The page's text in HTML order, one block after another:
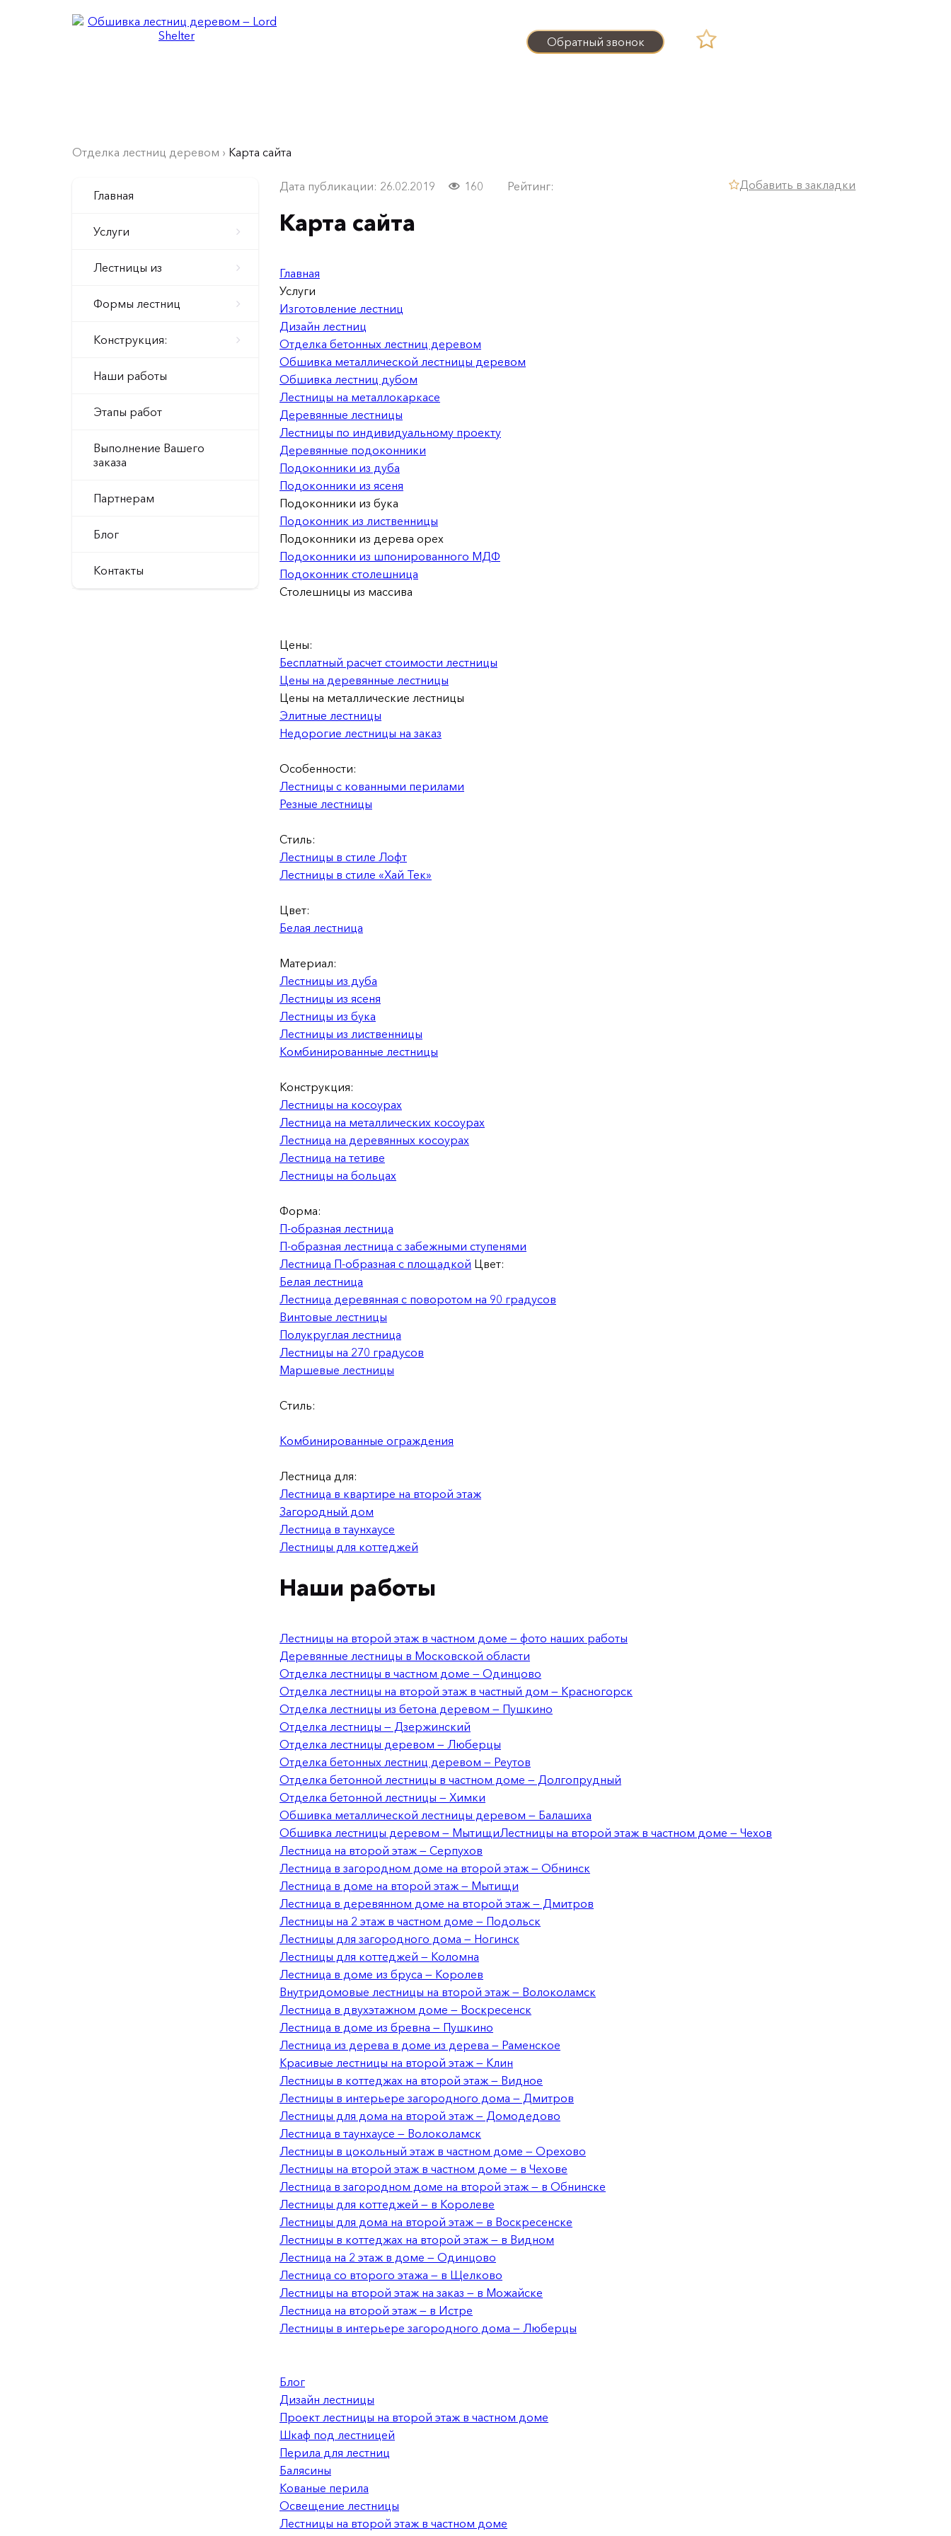
Обратный звонок 
Отделка лестниц деревом › Карта сайта
Главная
Услуги
Лестницы из
Формы лестниц
Конструкция:
Наши работы
Этапы работ
Выполнение Вашего
заказа
Партнерам
Блог
Контакты
Дата публикации: 26.02.2019 160 Рейтинг: Добавить в закладки
Карта сайта
Главная
Услуги
Изготовление лестниц
Дизайн лестниц
Отделка бетонных лестниц деревом
Обшивка металлической лестницы деревом
Обшивка лестниц дубом
Лестницы на металлокаркасе
Деревянные лестницы
Лестницы по индивидуальному проекту
Деревянные подоконники
Подоконники из дуба
Подоконники из ясеня
Подоконники из бука
Подоконник из лиственницы
Подоконники из дерева орех
Подоконники из шпонированного МДФ
Подоконник столешница
Столешницы из массива
Цены:
Бесплатный расчет стоимости лестницы
Цены на деревянные лестницы
Цены на металлические лестницы
Элитные лестницы
Недорогие лестницы на заказ
Особенности:
Лестницы с кованными перилами
Резные лестницы
Стиль:
Лестницы в стиле Лофт
Лестницы в стиле «Хай Тек»
Цвет:
Белая лестница
Материал:
Лестницы из дуба
Лестницы из ясеня
Лестницы из бука
Лестницы из лиственницы
Комбинированные лестницы
Конструкция:
Лестницы на косоурах
Лестница на металлических косоурах
Лестница на деревянных косоурах
Лестница на тетиве
Лестницы на больцах
Форма:
П-образная лестница
П-образная лестница с забежными ступенями
Лестница П-образная с площадкой Цвет:
Белая лестница
Лестница деревянная с поворотом на 90 градусов
Винтовые лестницы
Полукруглая лестница
Лестницы на 270 градусов
Маршевые лестницы
Стиль:
Комбинированные ограждения
Лестница для:
Лестница в квартире на второй этаж
Загородный дом
Лестница в таунхаусе
Лестницы для коттеджей
Наши работы
Лестницы на второй этаж в частном доме — фото наших работы
Деревянные лестницы в Московской области
Отделка лестницы в частном доме — Одинцово
Отделка лестницы на второй этаж в частный дом — Красногорск
Отделка лестницы из бетона деревом — Пушкино
Отделка лестницы — Дзержинский
Отделка лестницы деревом — Люберцы
Отделка бетонных лестниц деревом — Реутов
Отделка бетонной лестницы в частном доме — Долгопрудный
Отделка бетонной лестницы — Химки
Обшивка металлической лестницы деревом — Балашиха
Обшивка лестницы деревом — МытищиЛестницы на второй этаж в частном доме — Чехов
Лестница на второй этаж — Серпухов
Лестница в загородном доме на второй этаж — Обнинск
Лестница в доме на второй этаж — Мытищи
Лестница в деревянном доме на второй этаж — Дмитров
Лестницы на 2 этаж в частном доме — Подольск
Лестницы для загородного дома — Ногинск
Лестницы для коттеджей — Коломна
Лестница в доме из бруса — Королев
Внутридомовые лестницы на второй этаж — Волоколамск
Лестница в двухэтажном доме — Воскресенск
Лестница в доме из бревна — Пушкино
Лестница из дерева в доме из дерева — Раменское
Красивые лестницы на второй этаж — Клин
Лестницы в коттеджах на второй этаж — Видное
Лестницы в интерьере загородного дома — Дмитров
Лестницы для дома на второй этаж — Домодедово
Лестница в таунхаусе — Волоколамск
Лестницы в цокольный этаж в частном доме — Орехово
Лестницы на второй этаж в частном доме — в Чехове
Лестница в загородном доме на второй этаж — в Обнинске
Лестницы для коттеджей — в Королеве
Лестницы для дома на второй этаж — в Воскресенске
Лестницы в коттеджах на второй этаж — в Видном
Лестница на 2 этаж в доме — Одинцово
Лестница со второго этажа — в Щелково
Лестницы на второй этаж на заказ — в Можайске
Лестница на второй этаж — в Истре
Лестницы в интерьере загородного дома — Люберцы
Блог
Дизайн лестницы
Проект лестницы на второй этаж в частном доме
Шкаф под лестницей
Перила для лестниц
Балясины
Кованые перила
Освещение лестницы
Лестницы на второй этаж в частном доме